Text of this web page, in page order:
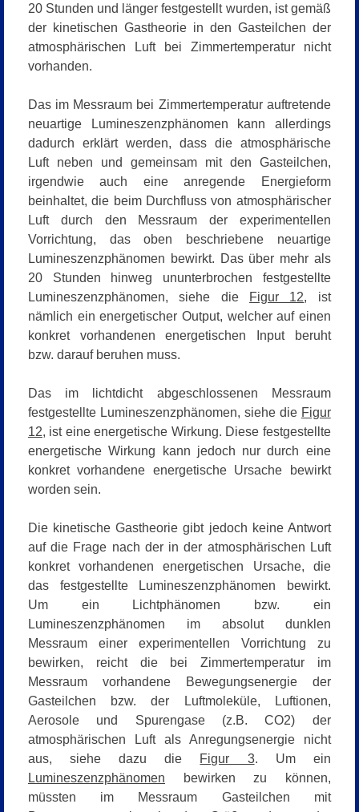
20 Stunden und länger festgestellt wurden, ist gemäß
der kinetischen Gastheorie in den Gasteilchen der
atmosphärischen Luft
bei Zimmertemperaturnicht
vorhanden.
Das im Messraum bei Zimmertemperatur auftretende
neuartige Lumineszenzphänomen kann allerdings
dadurch erklärt werden, dass die atmosphärische
Luft neben und gemeinsam mit den Gasteilchen,
irgendwie auch eine anregende Energieform
beinhaltet, die beim Durchfluss von atmosphärischer
Luft durch den Messraum der experimentellen
Vorrichtung, das oben beschriebene neuartige
Lumineszenzphänomen bewirkt. Das über mehr als
20 Stunden hinweg ununterbrochen festgestellte
Lumineszenzphänomen, siehe die
Figur 12, ist
nämlich ein energetischer Output, welcher auf einen
konkret vorhandenen energetischen Input beruht
bzw. darauf beruhen muss.
Das im lichtdicht abgeschlossenen Messraum
festgestellte Lumineszenzphänomen, siehe die Figur
12, ist eine energetische Wirkung. Diese festgestellte
energetische Wirkung kann jedoch nur durch eine
konkret vorhandene energetische Ursache bewirkt
worden sein.
Die kinetische Gastheorie gibt jedoch keine Antwort
auf die Frage nach der in der atmosphärischen Luft
konkret vorhandenen energetischen Ursache, die
das festgestellte Lumineszenzphänomen bewirkt.
Um ein Lichtphänomen bzw. ein
Lumineszenzphänomen im absolut dunklen
Messraum einer experimentellen Vorrichtung zu
bewirken, reicht die bei Zimmertemperatur im
Messraum vorhandene Bewegungsenergie der
Gasteilchen bzw. der Luftmoleküle, Luftionen,
Aerosole und Spurengase (z.B. CO2) der
atmosphärischen Luft als Anregungsenergie nicht
aus, siehe dazu die Figur 3. Um ein
Lumineszenzphänomen bewirken zu können,
müssten im Messraum Gasteilchen mit